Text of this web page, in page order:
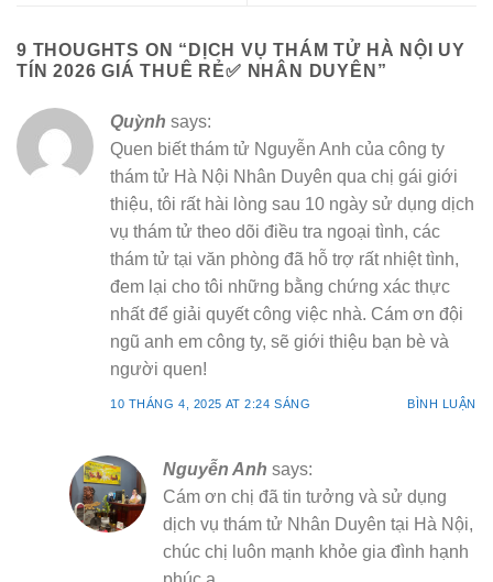
9 THOUGHTS ON “ DỊCH VỤ THÁM TỬ HÀ NỘI UY
TÍN 2026 GIÁ THUÊ RẺ✅ NHÂN DUYÊN ”
Quỳnh says:
Quen biết thám tử Nguyễn Anh của công ty
thám tử Hà Nội Nhân Duyên qua chị gái giới
thiệu, tôi rất hài lòng sau 10 ngày sử dụng dịch
vụ thám tử theo dõi điều tra ngoại tình, các
thám tử tại văn phòng đã hỗ trợ rất nhiệt tình,
đem lại cho tôi những bằng chứng xác thực
nhất để giải quyết công việc nhà. Cám ơn đội
ngũ anh em công ty, sẽ giới thiệu bạn bè và
người quen!
10 THÁNG 4, 2025 AT 2:24 SÁNG BÌNH LUẬN
Nguyễn Anh says:
Cám ơn chị đã tin tưởng và sử dụng
dịch vụ thám tử Nhân Duyên tại Hà Nội,
chúc chị luôn mạnh khỏe gia đình hạnh